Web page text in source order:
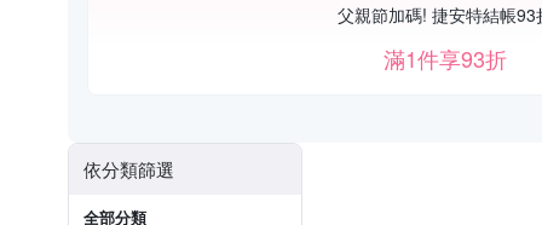
父親節加碼! 捷安特結帳93
滿1件享93折
依分類篩選
全部分類